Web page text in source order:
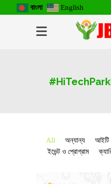
বাংলা English
All অন্যান্য আইটি
ইভেন্ট ও প্রোগ্রাম